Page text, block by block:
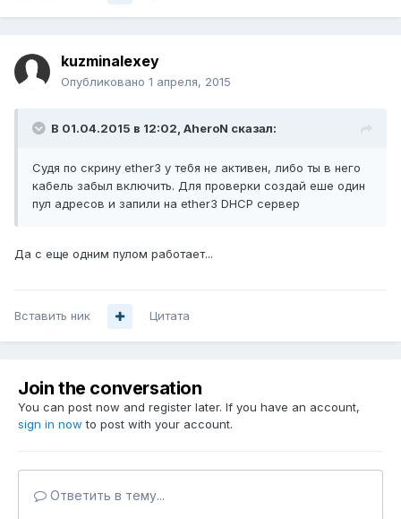
kuzminalexey
Опубликовано 1 апреля, 2015
В 01.04.2015 в 12:02, AheroN сказал:
Судя по скрину ether3 у тебя не активен, либо ты в него
кабель забыл включить. Для проверки создай еше один
пул адресов и запили на ether3 DHCP сервер
Да с еще одним пулом работает...
Вставить ник Цитата
Join the conversation
You can post now and register later. If you have an account,
sign in now to post with your account.
Ответить в тему...